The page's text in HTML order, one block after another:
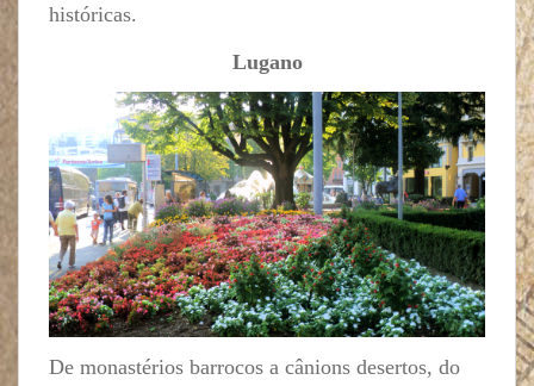
históricas.
Lugano
De monastérios barrocos a cânions desertos, do